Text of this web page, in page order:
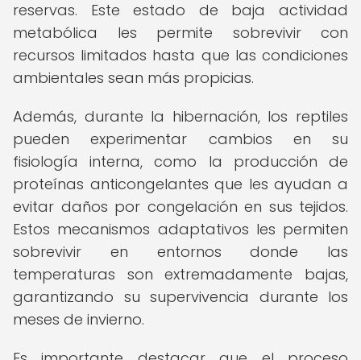
reservas. Este estado de baja actividad
metabólica les permite sobrevivir con
recursos limitados hasta que las condiciones
ambientales sean más propicias.
Además, durante la hibernación, los reptiles
pueden experimentar cambios en su
fisiología interna, como la producción de
proteínas anticongelantes que les ayudan a
evitar daños por congelación en sus tejidos.
Estos mecanismos adaptativos les permiten
sobrevivir en entornos donde las
temperaturas son extremadamente bajas,
garantizando su supervivencia durante los
meses de invierno.